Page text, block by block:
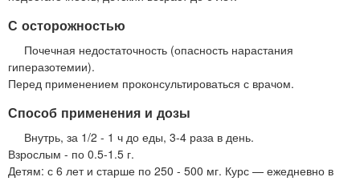
С осторожностью
Почечная недостаточность (опасность нарастания
гиперазотемии).
Перед применением проконсультироваться с врачом.
Способ применения и дозы
Внутрь, за 1/2 - 1 ч до еды, 3-4 раза в день.
Взрослым - по 0.5-1.5 г.
Детям: с 6 лет и старше по 250 - 500 мг. Курс — ежедневно в